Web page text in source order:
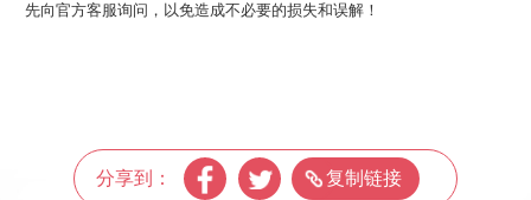
先向官方客服询问，以免造成不必要的损失和误解！
分享到： 复制链接